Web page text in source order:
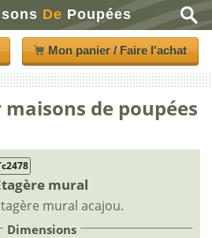
De Poupées
Mon panier / Faire l'achat
de poupées
mural
mural acajou.
Dimensions